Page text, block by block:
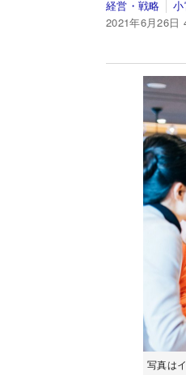
経営・戦略
2021年6月26日
写真は